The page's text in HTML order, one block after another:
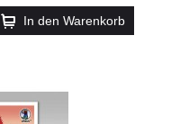
In den Warenkorb